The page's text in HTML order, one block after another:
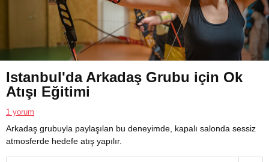
Istanbul'da Arkadaş Grubu için Ok
Atışı Eğitimi
1 yorum
Arkadaş grubuyla paylaşılan bu deneyimde, kapalı salonda sessiz
atmosferde hedefe atış yapılır.